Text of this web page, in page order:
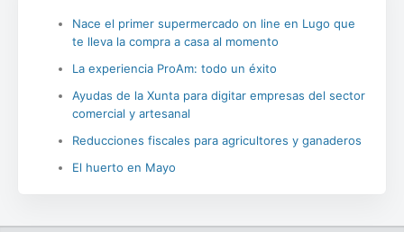
Nace el primer supermercado on line en Lugo que
te lleva la compra a casa al momento
La experiencia ProAm: todo un éxito
Ayudas de la Xunta para digitar empresas del sector
comercial y artesanal
Reducciones fiscales para agricultores y ganaderos
El huerto en Mayo